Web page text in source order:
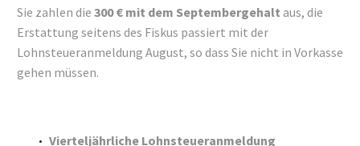
Sie zahlen die 300 € mit dem Septembergehalt aus, die
Erstattung seitens des Fiskus passiert mit der
Lohnsteueranmeldung August, so dass Sie nicht in Vorkasse
gehen müssen.
Vierteljährliche Lohnsteueranmeldung